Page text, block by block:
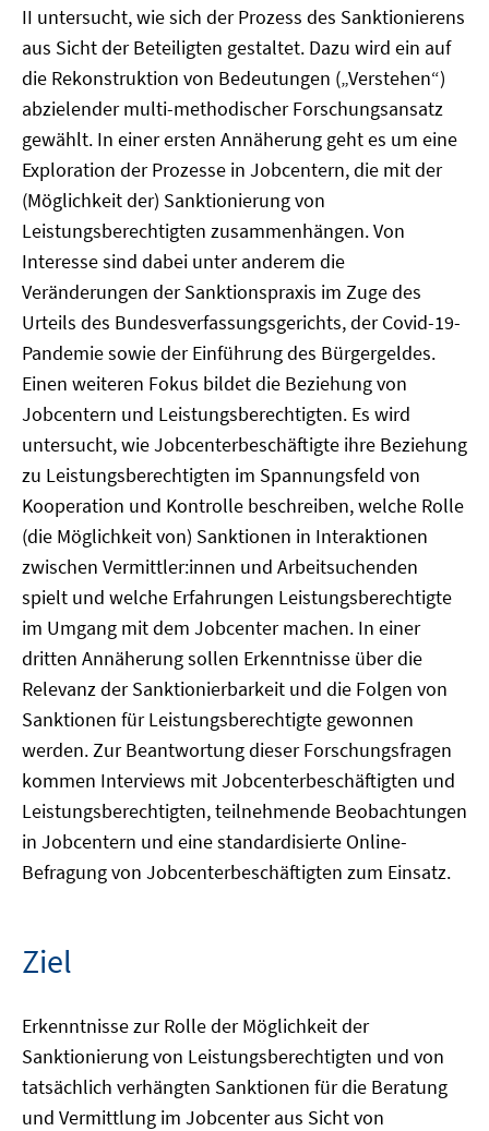
II untersucht, wie sich der Prozess des Sanktionierens
aus Sicht der Beteiligten gestaltet. Dazu wird ein auf
die Rekonstruktion von Bedeutungen („Verstehen“)
abzielender multi-methodischer Forschungsansatz
gewählt. In einer ersten Annäherung geht es um eine
Exploration der Prozesse in Jobcentern, die mit der
(Möglichkeit der) Sanktionierung von
Leistungsberechtigten zusammenhängen. Von
Interesse sind dabei unter anderem die
Veränderungen der Sanktionspraxis im Zuge des
Urteils des Bundesverfassungsgerichts, der Covid-19-
Pandemie sowie der Einführung des Bürgergeldes.
Einen weiteren Fokus bildet die Beziehung von
Jobcentern und Leistungsberechtigten. Es wird
untersucht, wie Jobcenterbeschäftigte ihre Beziehung
zu Leistungsberechtigten im Spannungsfeld von
Kooperation und Kontrolle beschreiben, welche Rolle
(die Möglichkeit von) Sanktionen in Interaktionen
zwischen Vermittler:innen und Arbeitsuchenden
spielt und welche Erfahrungen Leistungsberechtigte
im Umgang mit dem Jobcenter machen. In einer
dritten Annäherung sollen Erkenntnisse über die
Relevanz der Sanktionierbarkeit und die Folgen von
Sanktionen für Leistungsberechtigte gewonnen
werden. Zur Beantwortung dieser Forschungsfragen
kommen Interviews mit Jobcenterbeschäftigten und
Leistungsberechtigten, teilnehmende Beobachtungen
in Jobcentern und eine standardisierte Online-
Befragung von Jobcenterbeschäftigten zum Einsatz.
Ziel
Erkenntnisse zur Rolle der Möglichkeit der
Sanktionierung von Leistungsberechtigten und von
tatsächlich verhängten Sanktionen für die Beratung
und Vermittlung im Jobcenter aus Sicht von